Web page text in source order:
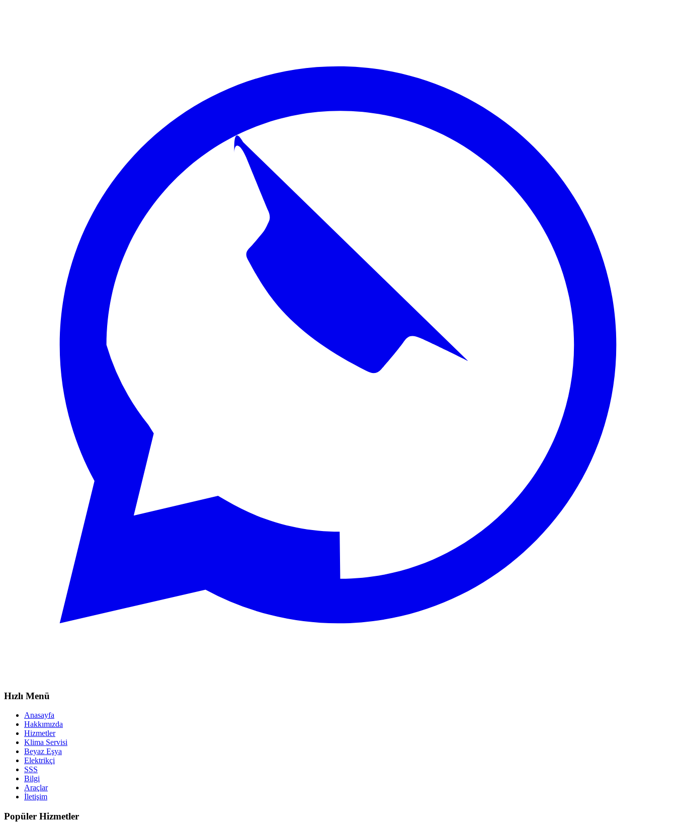
Hızlı Menü
Anasayfa
Hakkımızda
Hizmetler
Klima Servisi
Beyaz Eşya
Elektrikçi
SSS
Bilgi
Araçlar
İletişim
Popüler Hizmetler